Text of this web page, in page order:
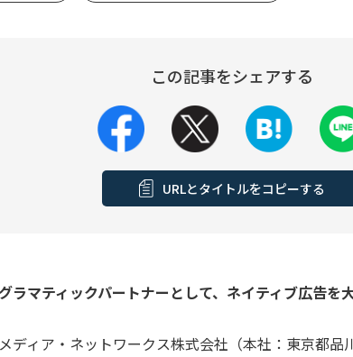
この記事をシェアする
URLとタイトルをコピーする
ラマティックパートナーとして、ネイティブ広告を
ディア・ネットワークス株式会社（本社：東京都品